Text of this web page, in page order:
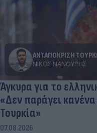
ΑΝΤΑΠΟΚΡΙΣΗ
ΝΊΚΟΣ ΝΑΝΟΎΡΗΣ
Άγκυρα για το
«Δεν παράγει
Τουρκία»
07.08.2026